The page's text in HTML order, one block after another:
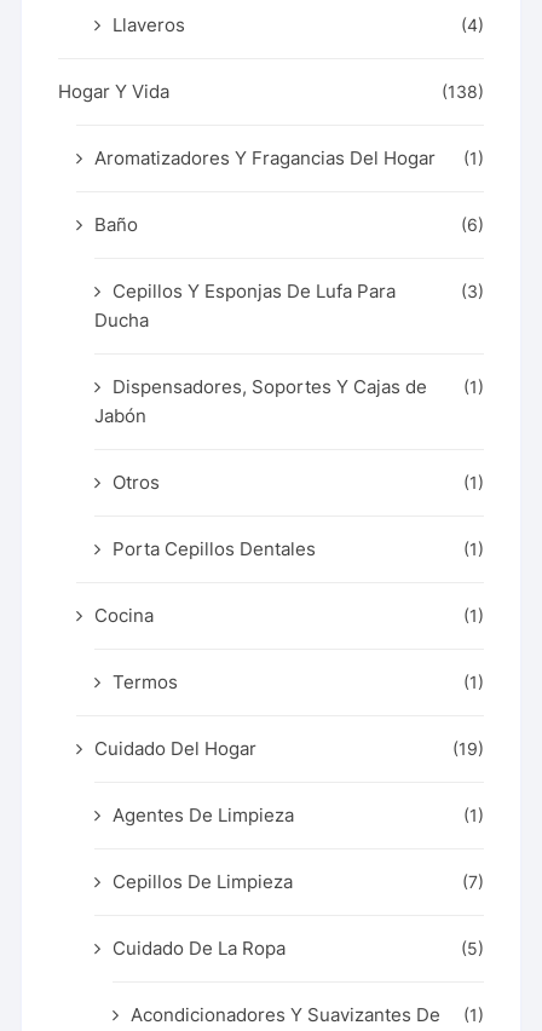
Llaveros (4)
Hogar Y Vida (138)
Aromatizadores Y Fragancias Del Hogar (1)
Baño (6)
Cepillos Y Esponjas De Lufa Para
Ducha
(3)
Dispensadores, Soportes Y Cajas de
Jabón
(1)
Otros (1)
Porta Cepillos Dentales (1)
Cocina (1)
Termos (1)
Cuidado Del Hogar (19)
Agentes De Limpieza (1)
Cepillos De Limpieza (7)
Cuidado De La Ropa (5)
Acondicionadores Y Suavizantes De
(1)